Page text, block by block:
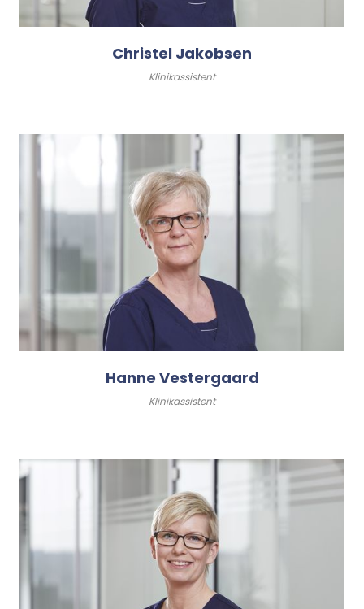
Christel Jakobsen
Klinikassistent
Hanne Vestergaard
Klinikassistent